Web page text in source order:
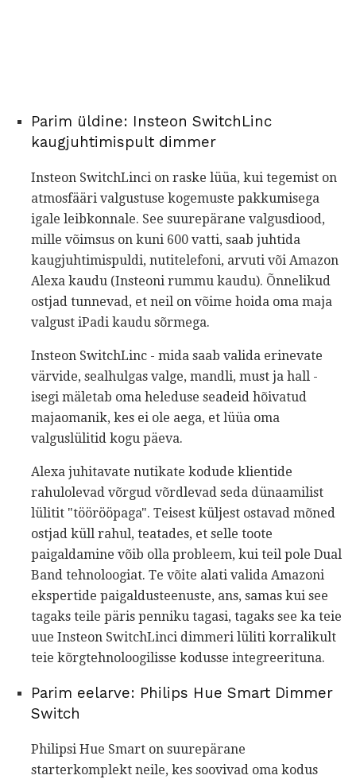
Parim üldine: Insteon SwitchLinc
kaugjuhtimispult dimmer
Insteon SwitchLinci on raske lüüa, kui tegemist on
atmosfääri valgustuse kogemuste pakkumisega
igale leibkonnale. See suurepärane valgusdiood,
mille võimsus on kuni 600 vatti, saab juhtida
kaugjuhtimispuldi, nutitelefoni, arvuti või Amazon
Alexa kaudu (Insteoni rummu kaudu). Õnnelikud
ostjad tunnevad, et neil on võime hoida oma maja
valgust iPadi kaudu sõrmega.
Insteon SwitchLinc - mida saab valida erinevate
värvide, sealhulgas valge, mandli, must ja hall -
isegi mäletab oma heleduse seadeid hõivatud
majaomanik, kes ei ole aega, et lüüa oma
valguslülitid kogu päeva.
Alexa juhitavate nutikate kodude klientide
rahulolevad võrgud võrdlevad seda dünaamilist
lülitit "töörööpaga". Teisest küljest ostavad mõned
ostjad küll rahul, teatades, et selle toote
paigaldamine võib olla probleem, kui teil pole Dual
Band tehnoloogiat. Te võite alati valida Amazoni
ekspertide paigaldusteenuste, ans, samas kui see
tagaks teile päris penniku tagasi, tagaks see ka teie
uue Insteon SwitchLinci dimmeri lüliti korralikult
teie kõrgtehnoloogilisse kodusse integreerituna.
Parim eelarve: Philips Hue Smart Dimmer
Switch
Philipsi Hue Smart on suurepärane
starterkomplekt neile, kes soovivad oma kodus